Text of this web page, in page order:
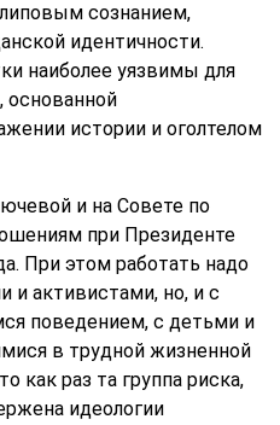
сознанием,
идентичности.
наиболее уязвимы для
основанной
истории и оголтелом
и на Совете по
при Президенте
При этом работать надо
и активистами, но, и с
поведением, с детьми и
в трудной жизненной
как раз та группа риска,
идеологии